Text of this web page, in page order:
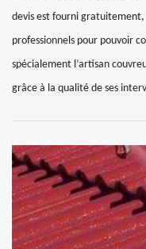
devis est fourni gratuitement,
professionnels pour pouvoir
spécialement l’artisan
grâce à la qualité de ses